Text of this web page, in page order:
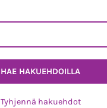
Tyhjennä hakuehdot